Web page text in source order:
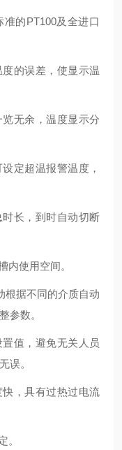
的PT100及全进口
的误差，使显示温
无余，温度显示分
定超温报警温度，
长，到时自动切断
内使用空间。
根据不同的介质自动
参数。
值，避免无关人员
误。
，具有过热过电流
。